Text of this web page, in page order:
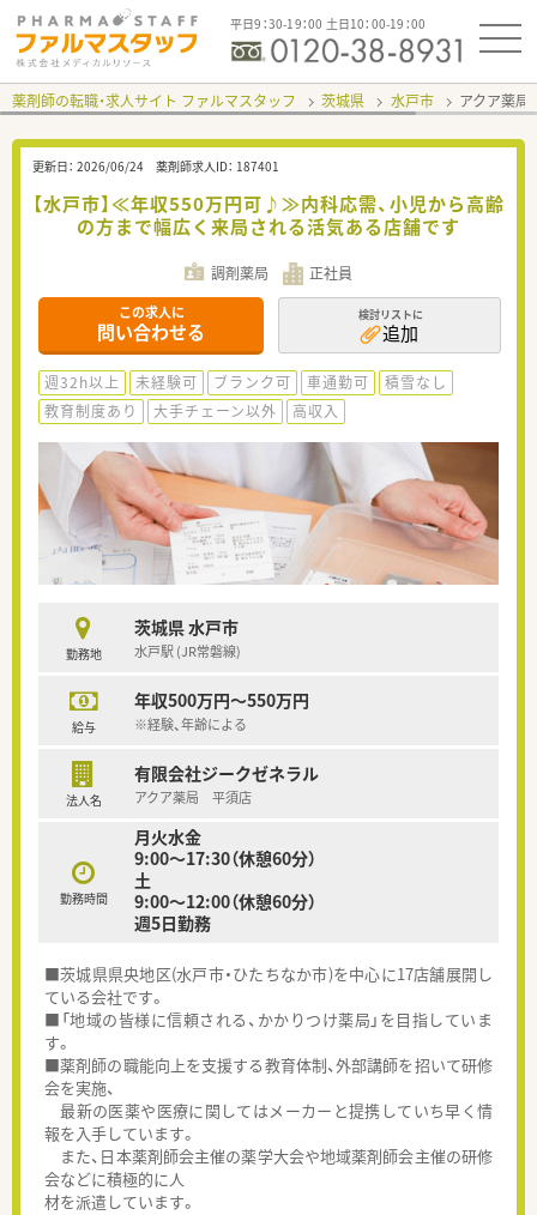
平日9：30-19：00 土日10：00-19：00
薬剤師の転職・求人サイト ファルマスタッフ 茨城県 水戸市 アクア薬
更新日： 2026/06/24 薬剤師求人ID： 187401
【水戸市】≪年収550万円可♪≫内科応需、小児から高齢
の方まで幅広く来局される活気ある店舗です
調剤薬局 正社員
この求人に
問い合わせる
検討リストに
追加
週32h以上 未経験可 ブランク可 車通勤可
積雪なし
教育制度あり
大手チェーン以外 高収入
勤務地
茨城県 水戸市
水戸駅 (JR常磐線)
給与
年収500万円～550万円
※経験、年齢による
法人名
有限会社ジークゼネラル
アクア薬局 平須店
勤務時間
月火水金
9:00～17:30（休憩60分）
土
9:00～12:00（休憩60分）
週5日勤務
■茨城県県央地区(水戸市・ひたちなか市)を中心に17店舗展開し
ている会社です。
■「地域の皆様に信頼される、かかりつけ薬局」を目指していま
す。
■薬剤師の職能向上を支援する教育体制、外部講師を招いて研修
会を実施、
最新の医薬や医療に関してはメーカーと提携していち早く情
報を入手しています。
また、日本薬剤師会主催の薬学大会や地域薬剤師会主催の研修
会などに積極的に人
材を派遣しています。